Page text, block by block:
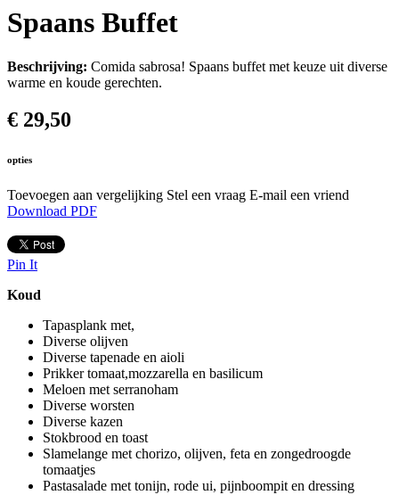
Spaans Buffet
Beschrijving: Comida sabrosa! Spaans buffet met keuze uit diverse
warme en koude gerechten.
€ 29,50‎
opties
Toevoegen aan vergelijking Stel een vraag E-mail een vriend
Download PDF
Pin It
Koud
Tapasplank met,
Diverse olijven
Diverse tapenade en aioli
Prikker tomaat,mozzarella en basilicum
Meloen met serranoham
Diverse worsten
Diverse kazen
Stokbrood en toast
Slamelange met chorizo, olijven, feta en zongedroogde
tomaatjes
Pastasalade met tonijn, rode ui, pijnboompit en dressing